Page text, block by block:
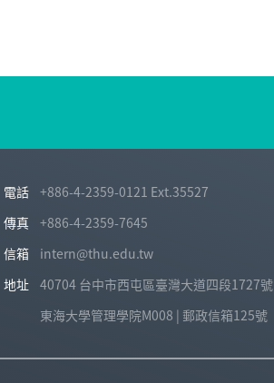
電話
+886-4-2359-0121 Ext.35527
傳真
+886-4-2359-7645
信箱
intern@thu.edu.tw
地址
40704 台中市西屯區臺灣大道四段1727號
東海大學管理學院M008 | 郵政信箱125號